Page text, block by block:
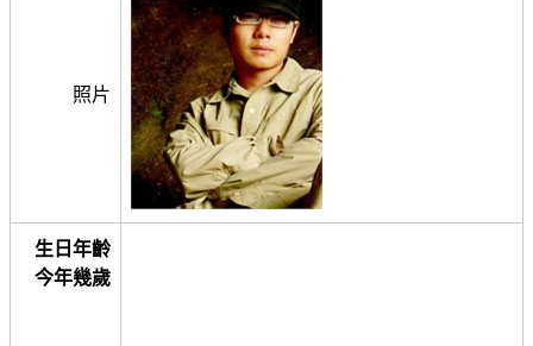
照片
生日年齡
今年幾歲